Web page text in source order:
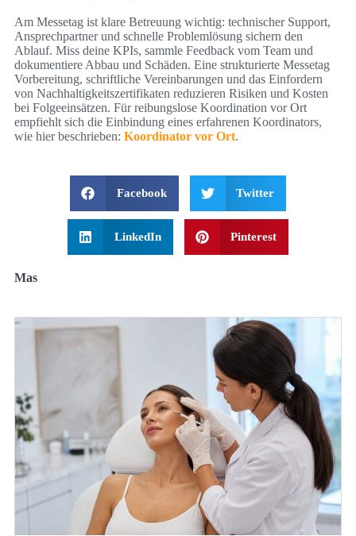
Am Messetag ist klare Betreuung wichtig: technischer Support,
Ansprechpartner und schnelle Problemlösung sichern den
Ablauf. Miss deine KPIs, sammle Feedback vom Team und
dokumentiere Abbau und Schäden. Eine strukturierte Messetag
Vorbereitung, schriftliche Vereinbarungen und das Einfordern
von Nachhaltigkeitszertifikaten reduzieren Risiken und Kosten
bei Folgeeinsätzen. Für reibungslose Koordination vor Ort
empfiehlt sich die Einbindung eines erfahrenen Koordinators,
wie hier beschrieben: Koordinator vor Ort.
Facebook Twitter
LinkedIn Pinterest
Mas